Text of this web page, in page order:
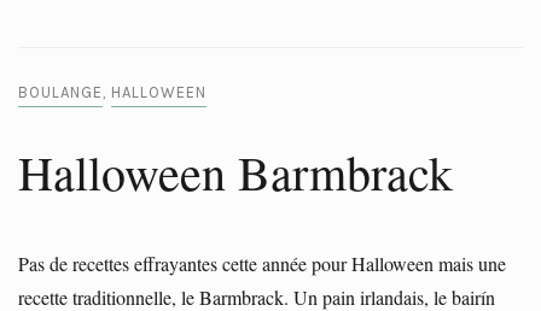
BOULANGE, HALLOWEEN
Halloween Barmbrack
Pas de recettes effrayantes cette année pour Halloween mais une
recette traditionnelle, le Barmbrack. Un pain irlandais, le bairín